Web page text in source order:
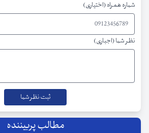
شماره همراه (اختیاری)
نظر شما (اجباری)
مطالب پربیننده